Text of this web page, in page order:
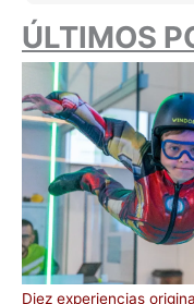
ÚLTIMOS
Diez experiencias